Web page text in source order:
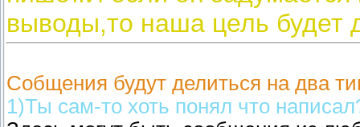
выводы,то наша цель будет
Собщения будут делиться на два
1)Ты сам-то хоть понял что